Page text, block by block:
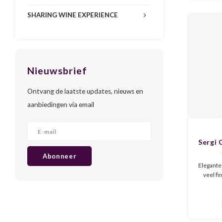
SHARING WINE EXPERIENCE
Nieuwsbrief
Ontvang de laatste updates, nieuws en
aanbiedingen via email
Abonneer
Sergi
veel